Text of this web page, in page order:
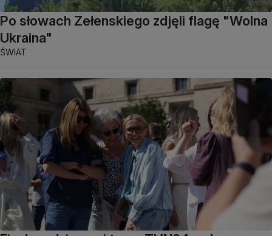
Po słowach Zełenskiego zdjęli flagę "Wolna
Ukraina"
ŚWIAT